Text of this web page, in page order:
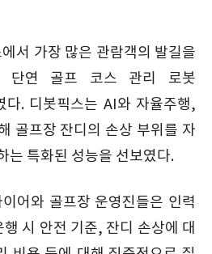
서 가장 많은 관람객의 발길을
단연 골프 코스 관리 로봇
다. 디봇픽스는 AI와 자율주행,
골프장 잔디의 손상 부위를 자
는 특화된 성능을 선보였다.
어와 골프장 운영진들은 인력
시 안전 기준, 잔디 손상에 대